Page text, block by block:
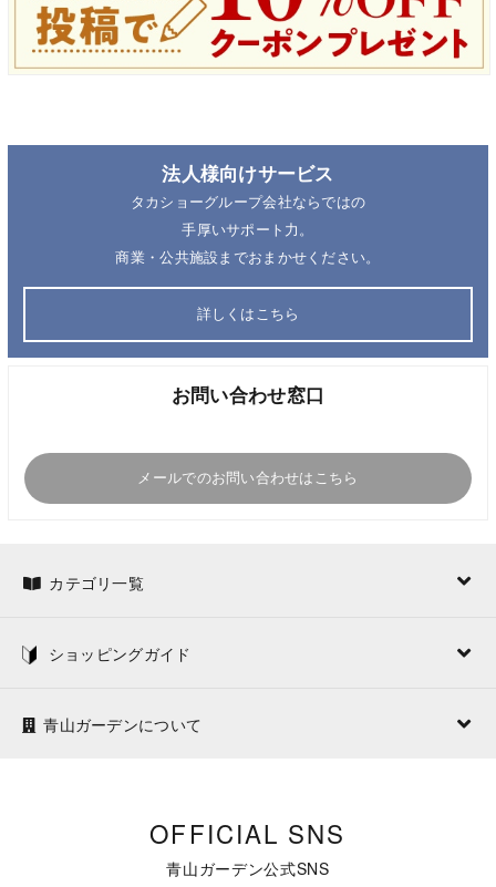
法人様向けサービス
タカショーグループ会社ならではの
手厚いサポート力。
商業・公共施設までおまかせください。
詳しくはこちら
お問い合わせ窓口
メールでのお問い合わせはこちら
カテゴリ一覧
ショッピングガイド
青山ガーデンについて
OFFICIAL SNS
青山ガーデン公式SNS